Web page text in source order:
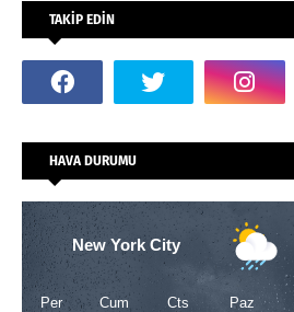
TAKİP EDİN
HAVA DURUMU
New York City
Per Cum Cts Paz